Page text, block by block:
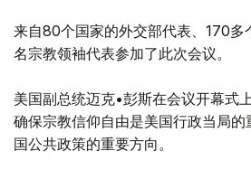
来自80个国家的外交部代表、170多
名宗教领袖代表参加了此次会议。
美国副总统迈克•彭斯在会议开幕式
确保宗教信仰自由是美国行政当局
国公共政策的重要方向。